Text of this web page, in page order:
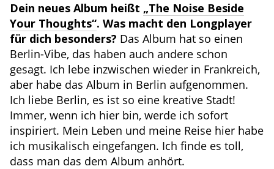
Dein neues Album heißt „The Noise Beside
Your Thoughts“. Was macht den Longplayer
für dich besonders? Das Album hat so einen
Berlin-Vibe, das haben auch andere schon
gesagt. Ich lebe inzwischen wieder in Frankreich,
aber habe das Album in Berlin aufgenommen.
Ich liebe Berlin, es ist so eine kreative Stadt!
Immer, wenn ich hier bin, werde ich sofort
inspiriert. Mein Leben und meine Reise hier habe
ich musikalisch eingefangen. Ich finde es toll,
dass man das dem Album anhört.